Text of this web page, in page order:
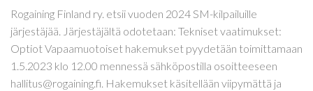
Rogaining Finland ry. etsii vuoden 2024 SM-kilpailuille
järjestäjää. Järjestäjältä odotetaan: Tekniset vaatimukset:
Optiot Vapaamuotoiset hakemukset pyydetään toimittamaan
1.5.2023 klo 12.00 mennessä sähköpostilla osoitteeseen
hallitus@rogaining.fi. Hakemukset käsitellään viipymättä ja